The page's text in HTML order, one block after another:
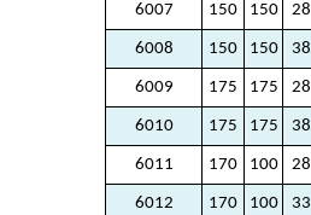
6007 150 150 28
6008 150 150 38
6009 175 175 28
6010 175 175 38
6011 170 100 28
6012 170 100 33